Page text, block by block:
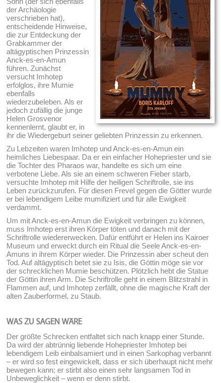
der Archäologie
verschrieben hat),
entscheidende Hinweise,
die zur Entdeckung der
Grabkammer der
altägyptischen Prinzessin
Anck-es-en-Amun
führen. Zunächst
versucht Imhotep
erfolglos, ihre Mumie
ebenfalls
wiederzubeleben. Als er
jedoch zufällig die junge
Helen Grosvenor
kennenlernt, glaubt er, in
ihr die Wiedergeburt seiner geliebten Prinzessin zu erkennen.
Zu Lebzeiten waren Imhotep und Anck-es-en-Amun ein
heimliches Liebespaar. Da er ein einfacher Hohepriester und sie
die Tochter des Pharaos war, handelte es sich um eine
verbotene Liebe. Als sie an einem schweren Fieber starb,
versuchte Imhotep mit Hilfe der heiligen Schriftrolle, sie ins
Leben zurückzurufen. Für diesen Frevel gegen die Götter wurde
er bei lebendigem Leibe mumifiziert und für alle Ewigkeit
verdammt.
Um mit Anck-es-en-Amun die Ewigkeit verbringen zu können,
muss Imhotep erst ihren Körper töten und danach mit der
Schriftrolle wiedererwecken. Dafür entführt er Helen ins Kairoer
Museum und erweckt durch ein Ritual die Seele Anck-es-en-
Amuns in ihrem Körper wieder. Die Prinzessin aber scheut den
Tod. Auf altägyptisch betet sie zu Isis, die Göttin möge sie vor
der schrecklichen Mumie beschützen. Plötzlich hebt die Statue
der Göttin ihren Arm. Die Schriftrolle geht in einem Blitzstrahl in
Flammen auf, und Imhotep zerfällt, ohne die magische Kraft der
alten Zauberformel, zu Staub.
WAS ZU SAGEN WÄRE
Der größte Schrecken entfaltet sich nach knapp einer Stunde.
Da wird der abtrünnig liebende Hohepriester Imhotep bei
lebendigem Leib einbalsamiert und in einen Sarkophag verbannt
– er wird so fest eingewickelt, dass er sich überhaupt nicht mehr
bewegen kann; er stirbt also einen sehr langsamen Tod in
Unbeweglichkeit – wenn er denn stirbt.